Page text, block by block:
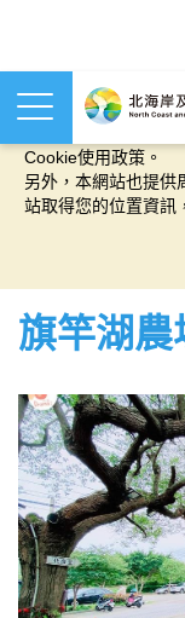
本網站使用cookies
Cookie使用政策。
另外，本網站也提供
站取得您的位置資訊
旗竿湖農